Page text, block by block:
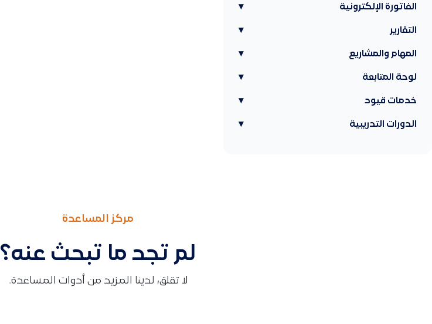
الفاتورة الإلكترونية ▾
التقارير ▾
المهام والمشاريع ▾
لوحة المتابعة ▾
خدمات قيود ▾
الدورات التدريبية ▾
مركز المساعدة
لم تجد ما تبحث عنه؟
لا تقلق، لدينا المزيد من أدوات المساعدة.